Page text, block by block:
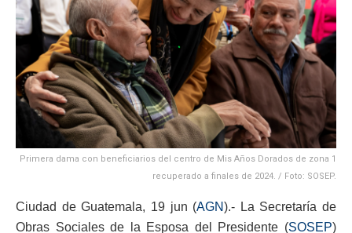
Primera dama con beneficiarios del centro de Mis Años Dorados de zona 1
recuperado a finales de 2024. / Foto: SOSEP.
Ciudad de Guatemala, 19 jun (AGN).- La Secretaría de
Obras Sociales de la Esposa del Presidente (SOSEP)